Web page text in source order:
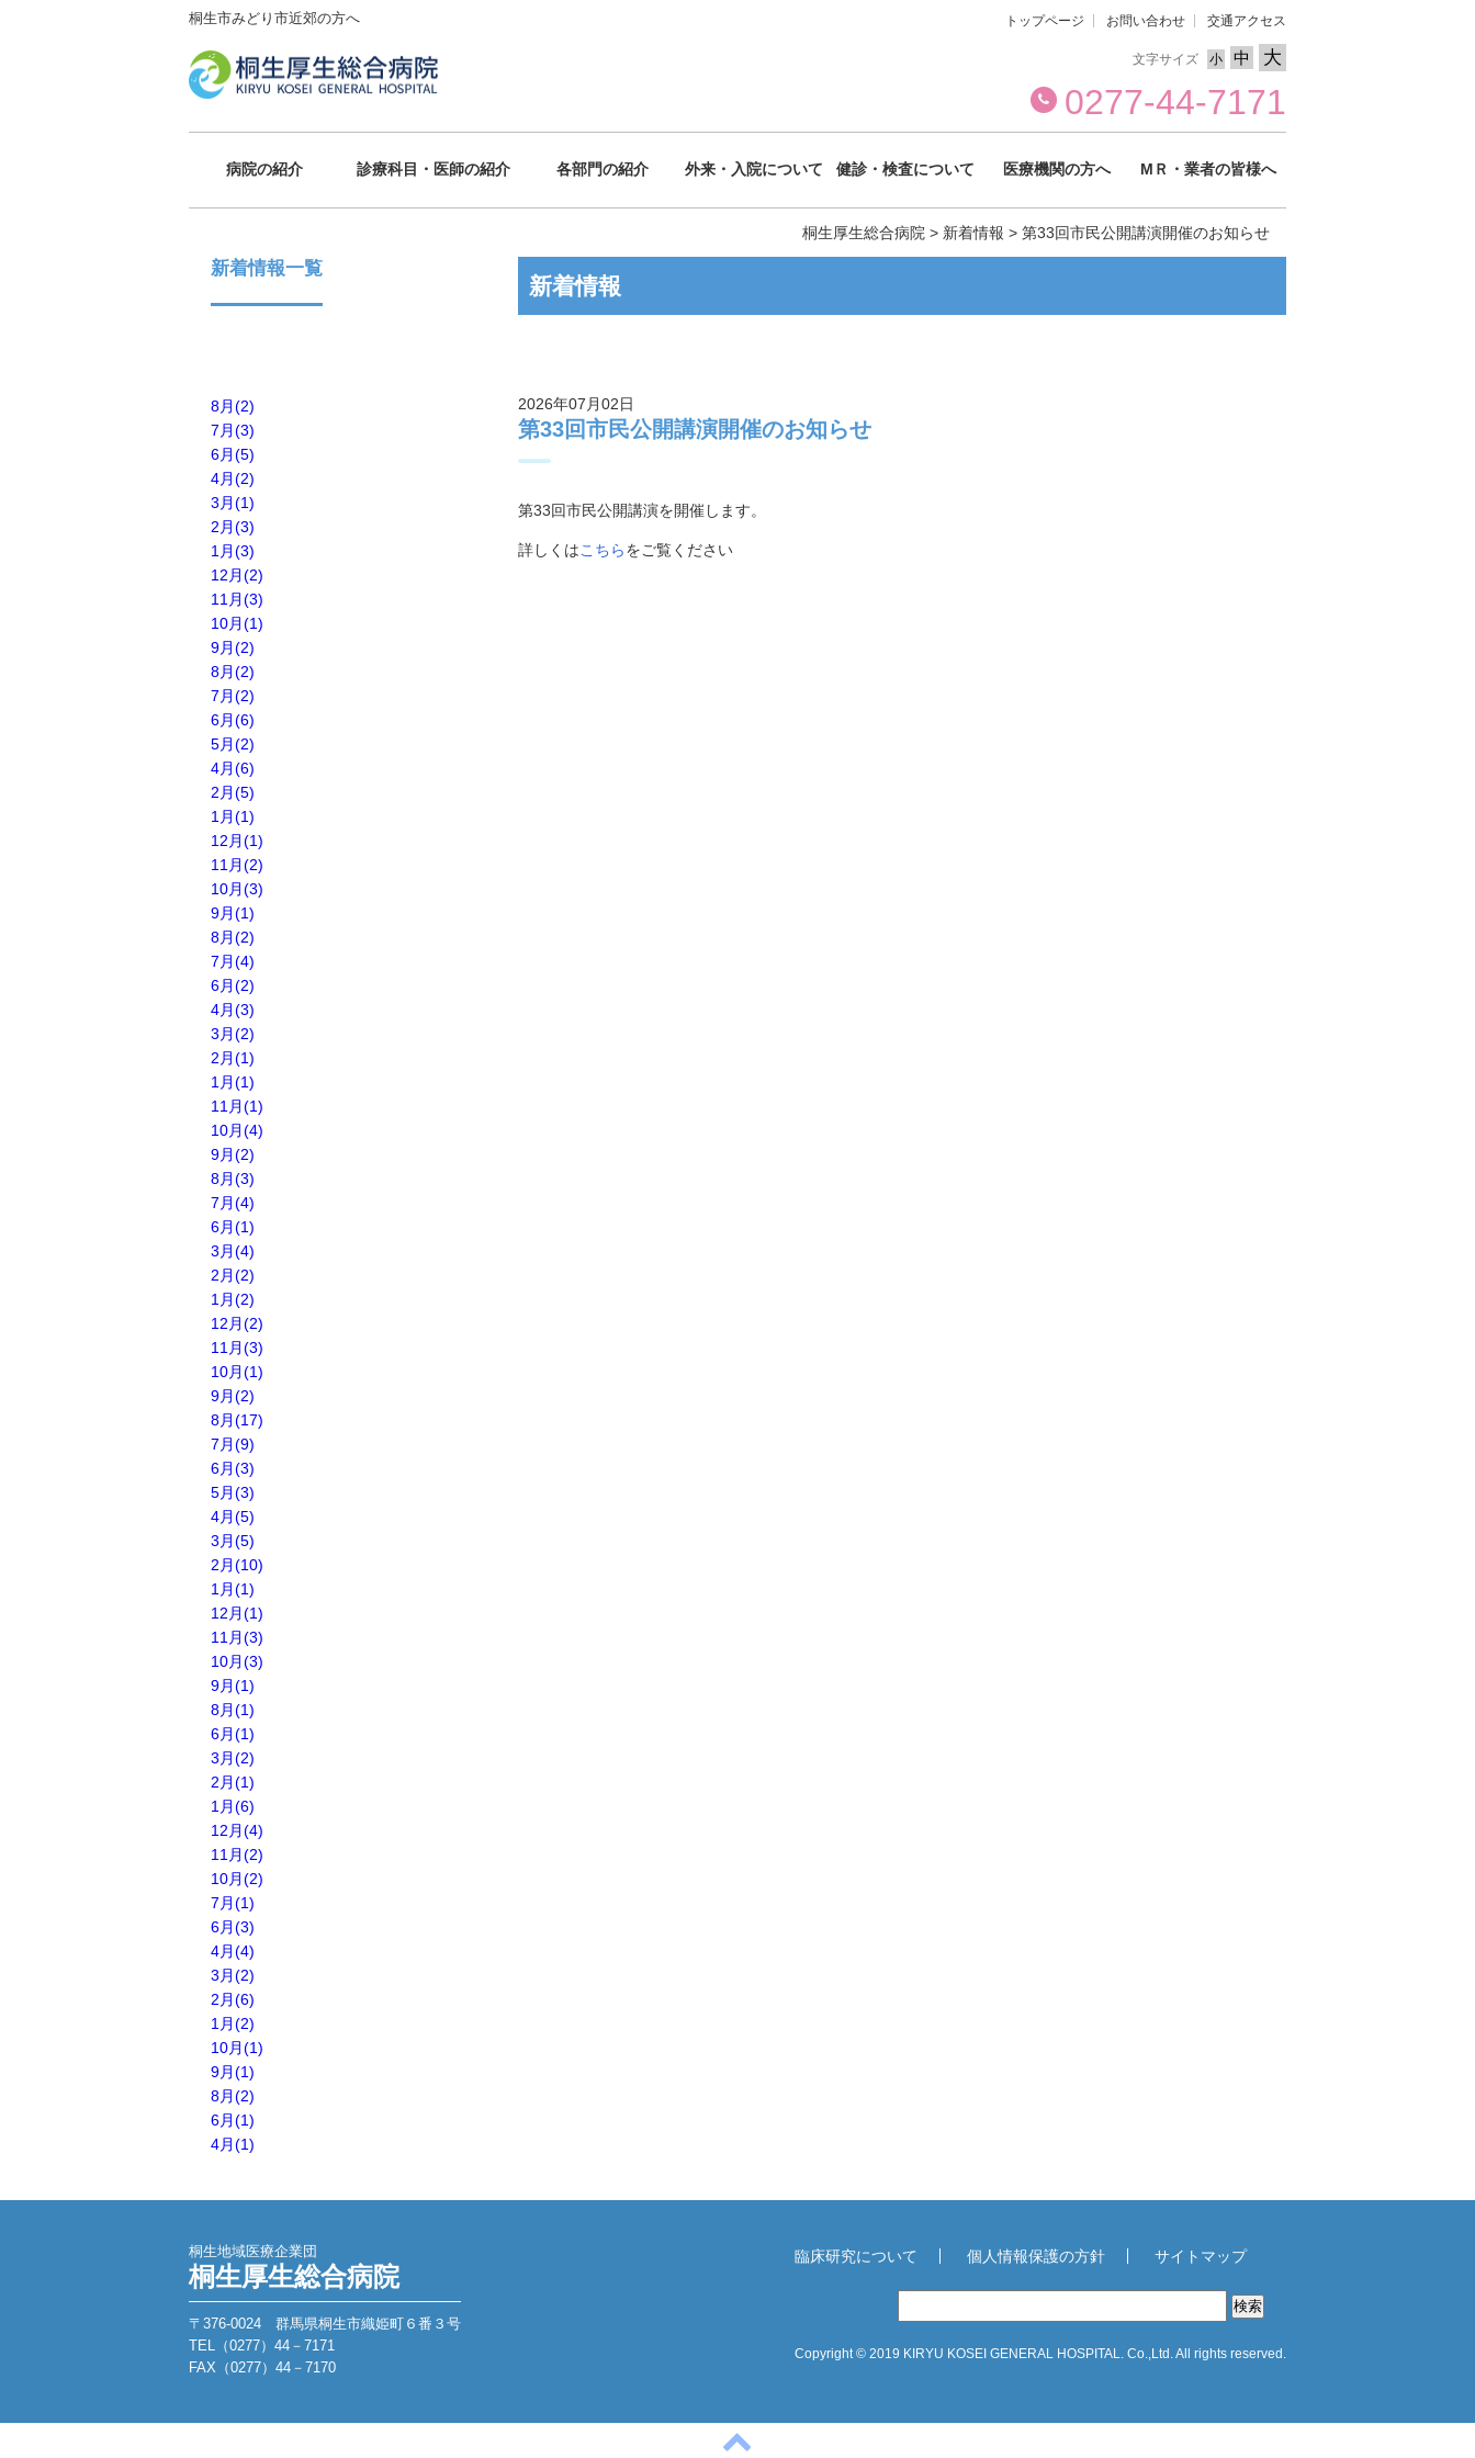
トップページ お問い合わせ 交通アクセス
文字サイズ 小 中 大
0277-44-7171
桐生市みどり市近郊の方へ
病院の紹介 診療科目・医師の紹介 各部門の紹介 外来・入院について 健診・検査について 医療機関の方へ МＲ・業者の皆様へ
桐生厚生総合病院 > 新着情報 > 第33回市民公開講演開催のお知らせ
新着情報
2026年07月02日
第33回市民公開講演開催のお知らせ
第33回市民公開講演を開催します。
詳しくはこちらをご覧ください
新着情報一覧
8月(2)
7月(3)
6月(5)
4月(2)
3月(1)
2月(3)
1月(3)
12月(2)
11月(3)
10月(1)
9月(2)
8月(2)
7月(2)
6月(6)
5月(2)
4月(6)
2月(5)
1月(1)
12月(1)
11月(2)
10月(3)
9月(1)
8月(2)
7月(4)
6月(2)
4月(3)
3月(2)
2月(1)
1月(1)
11月(1)
10月(4)
9月(2)
8月(3)
7月(4)
6月(1)
3月(4)
2月(2)
1月(2)
12月(2)
11月(3)
10月(1)
9月(2)
8月(17)
7月(9)
6月(3)
5月(3)
4月(5)
3月(5)
2月(10)
1月(1)
12月(1)
11月(3)
10月(3)
9月(1)
8月(1)
6月(1)
3月(2)
2月(1)
1月(6)
12月(4)
11月(2)
10月(2)
7月(1)
6月(3)
4月(4)
3月(2)
2月(6)
1月(2)
10月(1)
9月(1)
8月(2)
6月(1)
4月(1)
桐生地域医療企業団
桐生厚生総合病院
〒376-0024 群馬県桐生市織姫町６番３号
TEL（0277）44－7171
FAX（0277）44－7170
臨床研究について 個人情報保護の方針 サイトマップ
Copyright © 2019 KIRYU KOSEI GENERAL HOSPITAL. Co.,Ltd. All rights reserved.